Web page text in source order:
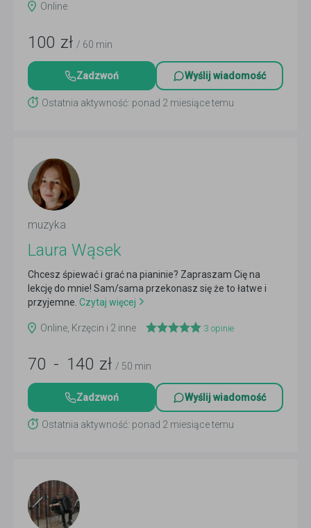
Online
100 zł / 60 min
Zadzwoń Wyślij wiadomość
Ostatnia aktywność: ponad 2 miesiące temu
muzyka
Laura Wąsek
Chcesz śpiewać i grać na pianinie? Zapraszam Cię na
lekcję do mnie! Sam/sama przekonasz się że to łatwe i
przyjemne. Czytaj więcej
Online, Krzęcin i 2 inne 3 opinie
70 - 140 zł / 50 min
Zadzwoń Wyślij wiadomość
Ostatnia aktywność: ponad 2 miesiące temu